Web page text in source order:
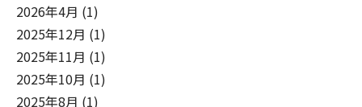
2026年4月 (1)
2025年12月 (1)
2025年11月 (1)
2025年10月 (1)
2025年8月 (1)